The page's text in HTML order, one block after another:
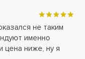
не таким
именно
цена ниже, ну я